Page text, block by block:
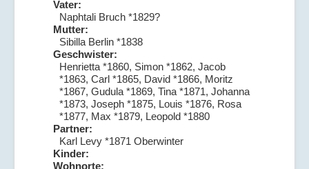
Vater:
Naphtali Bruch *1829?
Mutter:
Sibilla Berlin *1838
Geschwister:
Henrietta *1860, Simon *1862, Jacob
*1863, Carl *1865, David *1866, Moritz
*1867, Gudula *1869, Tina *1871, Johanna
*1873, Joseph *1875, Louis *1876, Rosa
*1877, Max *1879, Leopold *1880
Partner:
Karl Levy *1871 Oberwinter
Kinder:
Wohnorte: